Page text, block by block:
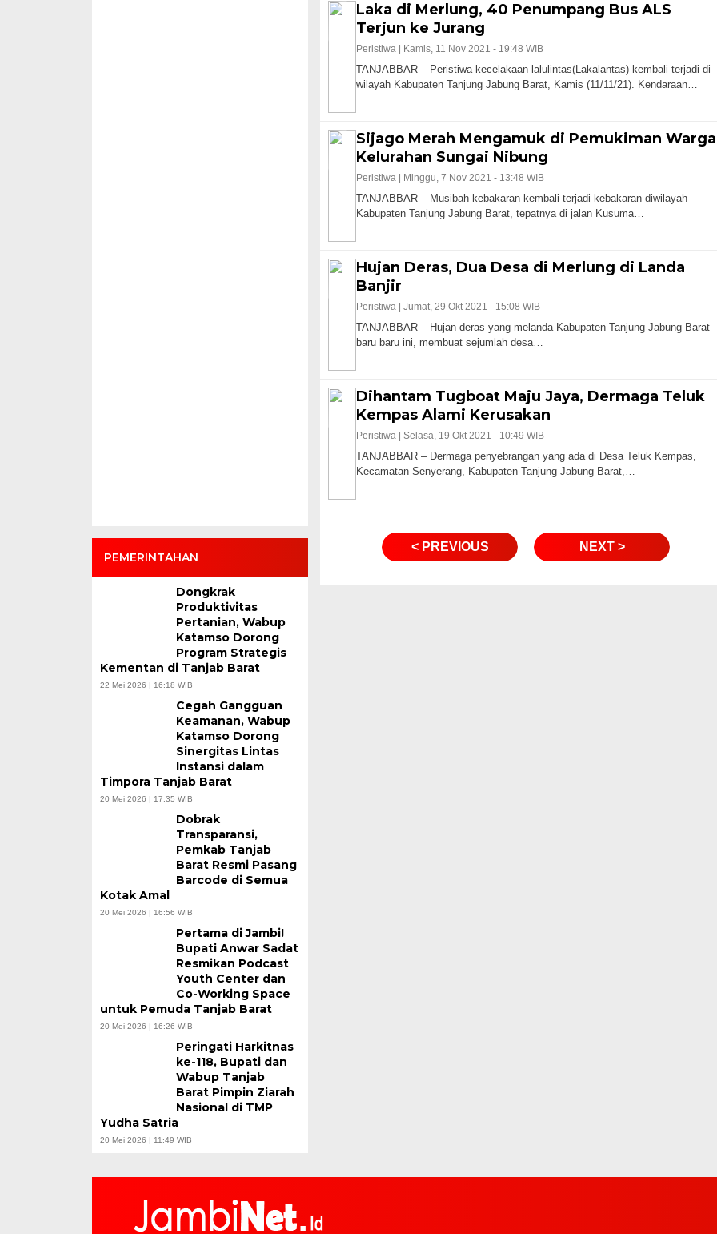
PEMERINTAHAN
Dongkrak
Produktivitas
Pertanian, Wabup
Katamso Dorong
Program Strategis
Kementan di Tanjab Barat
22 Mei 2026 | 16:18 WIB
Cegah Gangguan
Keamanan, Wabup
Katamso Dorong
Sinergitas Lintas
Instansi dalam
Timpora Tanjab Barat
20 Mei 2026 | 17:35 WIB
Dobrak
Transparansi,
Pemkab Tanjab
Barat Resmi Pasang
Barcode di Semua
Kotak Amal
20 Mei 2026 | 16:56 WIB
Pertama di Jambi!
Bupati Anwar Sadat
Resmikan Podcast
Youth Center dan
Co-Working Space
untuk Pemuda Tanjab Barat
20 Mei 2026 | 16:26 WIB
Peringati Harkitnas
ke-118, Bupati dan
Wabup Tanjab
Barat Pimpin Ziarah
Nasional di TMP
Yudha Satria
20 Mei 2026 | 11:49 WIB
Laka di Merlung, 40 Penumpang Bus ALS
Terjun ke Jurang
Peristiwa | Kamis, 11 Nov 2021 - 19:48 WIB
TANJABBAR – Peristiwa kecelakaan lalulintas(Lakalantas) kembali terjadi di
wilayah Kabupaten Tanjung Jabung Barat, Kamis (11/11/21). Kendaraan…
Sijago Merah Mengamuk di Pemukiman Warga
Kelurahan Sungai Nibung
Peristiwa | Minggu, 7 Nov 2021 - 13:48 WIB
TANJABBAR – Musibah kebakaran kembali terjadi kebakaran diwilayah
Kabupaten Tanjung Jabung Barat, tepatnya di jalan Kusuma…
Hujan Deras, Dua Desa di Merlung di Landa
Banjir
Peristiwa | Jumat, 29 Okt 2021 - 15:08 WIB
TANJABBAR – Hujan deras yang melanda Kabupaten Tanjung Jabung Barat
baru baru ini, membuat sejumlah desa…
Dihantam Tugboat Maju Jaya, Dermaga Teluk
Kempas Alami Kerusakan
Peristiwa | Selasa, 19 Okt 2021 - 10:49 WIB
TANJABBAR – Dermaga penyebrangan yang ada di Desa Teluk Kempas,
Kecamatan Senyerang, Kabupaten Tanjung Jabung Barat,…
< PREVIOUS NEXT >